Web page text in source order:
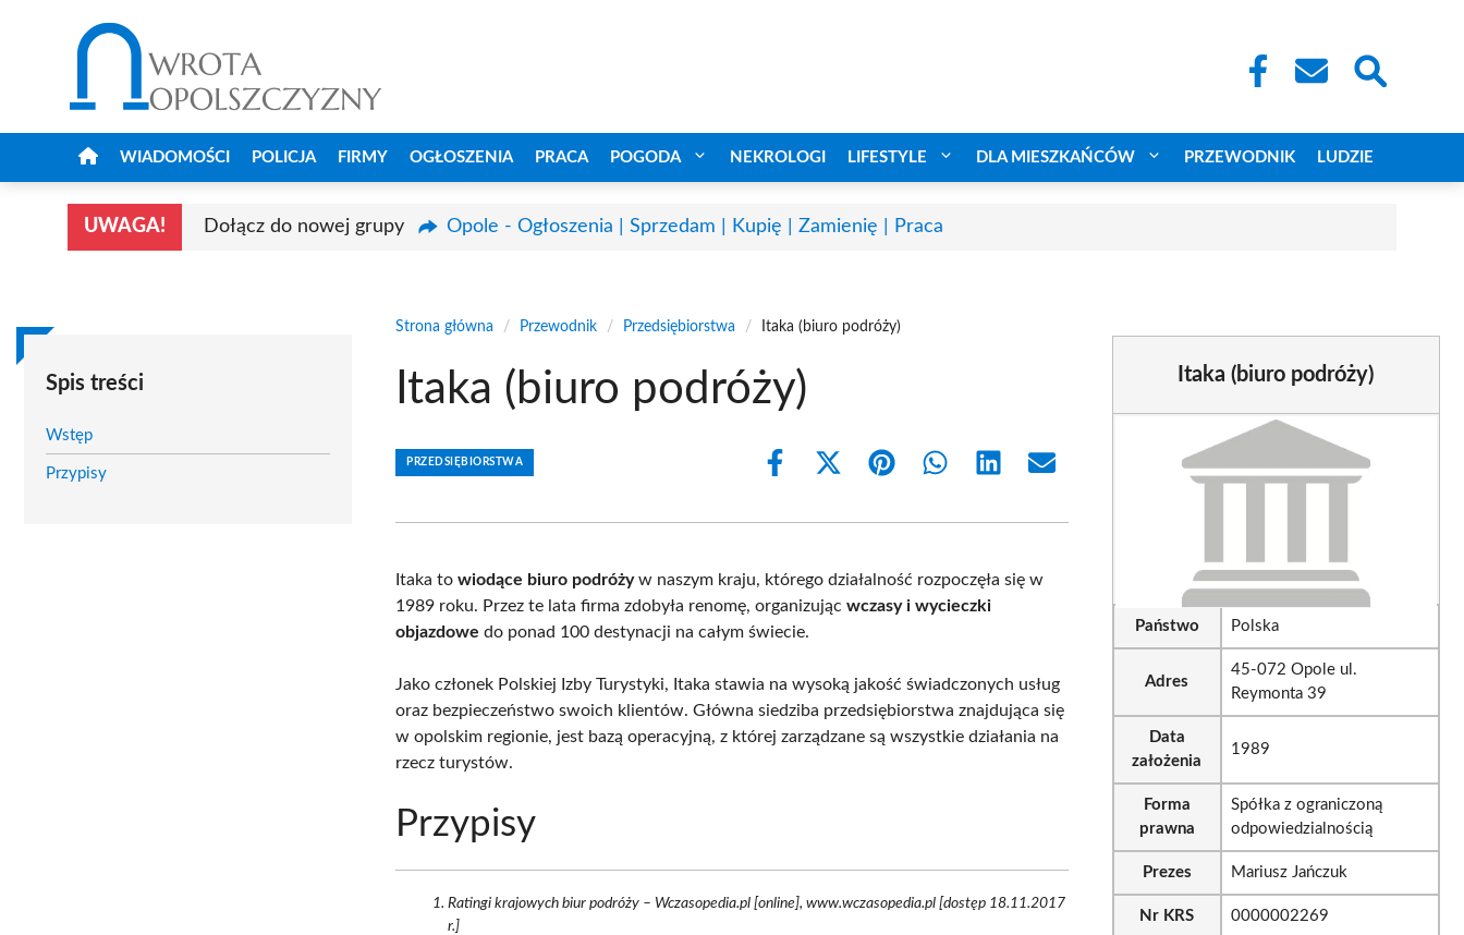
WIADOMOŚCI POLICJA FIRMY OGŁOSZENIA PRACA POGODA NEKROLOGI LIFESTYLE DLA MIESZKAŃCÓW PRZEWODNIK LUDZIE
UWAGA! Dołącz do nowej grupy Opole - Ogłoszenia | Sprzedam | Kupię | Zamienię | Praca
Spis treści
Wstęp
Przypisy
Strona główna / Przewodnik / Przedsiębiorstwa / Itaka (biuro podróży)
Itaka (biuro podróży)
PRZEDSIĘBIORSTWA
Share
Share
(Twitter)
Share Share Share Share
Itaka towiodące biuro podróżyw naszym kraju, którego działalność rozpoczęła się w
1989 roku. Przez te lata firma zdobyła renomę, organizującwczasy i wycieczki
objazdowe do ponad 100 destynacji na całym świecie.
Jako członek Polskiej Izby Turystyki, Itaka stawia na wysoką jakość świadczonych usług
oraz bezpieczeństwo swoich klientów. Główna siedziba przedsiębiorstwa znajdująca się
w opolskim regionie, jest bazą operacyjną, z której zarządzane są wszystkie działania na
rzecz turystów.
Przypisy
Ratingi krajowych biur podróży – Wczasopedia.pl [online], www.wczasopedia.pl [dostęp 18.11.2017
r.]
Itaka (biuro podróży)
Państwo Polska
Adres
45-072 Opole ul.
Reymonta 39
Data
założenia
1989
Forma
prawna
Spółka z ograniczoną
odpowiedzialnością
Prezes Mariusz Jańczuk
Nr KRS 0000002269